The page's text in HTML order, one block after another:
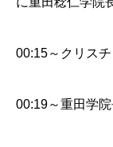
00:15～クリス
00:19～重田学